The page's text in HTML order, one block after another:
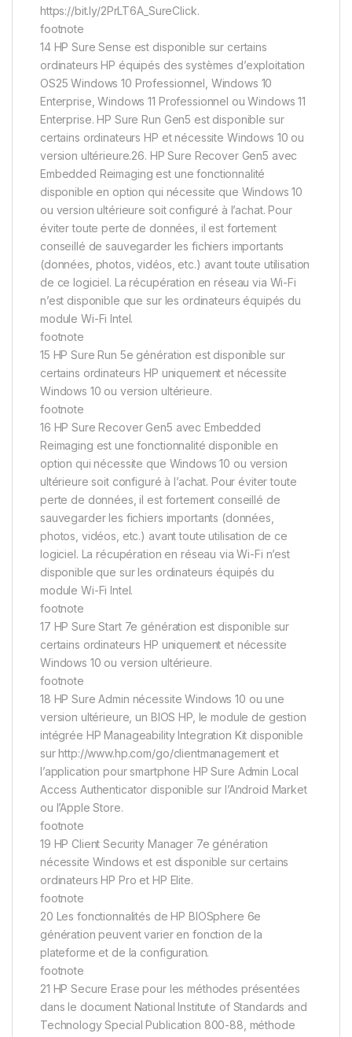
https://bit.ly/2PrLT6A_SureClick.
footnote
14 HP Sure Sense est disponible sur certains
ordinateurs HP équipés des systèmes d’exploitation
OS25 Windows 10 Professionnel, Windows 10
Enterprise, Windows 11 Professionnel ou Windows 11
Enterprise. HP Sure Run Gen5 est disponible sur
certains ordinateurs HP et nécessite Windows 10 ou
version ultérieure.26. HP Sure Recover Gen5 avec
Embedded Reimaging est une fonctionnalité
disponible en option qui nécessite que Windows 10
ou version ultérieure soit configuré à l’achat. Pour
éviter toute perte de données, il est fortement
conseillé de sauvegarder les fichiers importants
(données, photos, vidéos, etc.) avant toute utilisation
de ce logiciel. La récupération en réseau via Wi-Fi
n’est disponible que sur les ordinateurs équipés du
module Wi-Fi Intel.
footnote
15 HP Sure Run 5e génération est disponible sur
certains ordinateurs HP uniquement et nécessite
Windows 10 ou version ultérieure.
footnote
16 HP Sure Recover Gen5 avec Embedded
Reimaging est une fonctionnalité disponible en
option qui nécessite que Windows 10 ou version
ultérieure soit configuré à l’achat. Pour éviter toute
perte de données, il est fortement conseillé de
sauvegarder les fichiers importants (données,
photos, vidéos, etc.) avant toute utilisation de ce
logiciel. La récupération en réseau via Wi-Fi n’est
disponible que sur les ordinateurs équipés du
module Wi-Fi Intel.
footnote
17 HP Sure Start 7e génération est disponible sur
certains ordinateurs HP uniquement et nécessite
Windows 10 ou version ultérieure.
footnote
18 HP Sure Admin nécessite Windows 10 ou une
version ultérieure, un BIOS HP, le module de gestion
intégrée HP Manageability Integration Kit disponible
sur http://www.hp.com/go/clientmanagement et
l’application pour smartphone HP Sure Admin Local
Access Authenticator disponible sur l’Android Market
ou l’Apple Store.
footnote
19 HP Client Security Manager 7e génération
nécessite Windows et est disponible sur certains
ordinateurs HP Pro et HP Elite.
footnote
20 Les fonctionnalités de HP BIOSphere 6e
génération peuvent varier en fonction de la
plateforme et de la configuration.
footnote
21 HP Secure Erase pour les méthodes présentées
dans le document National Institute of Standards and
Technology Special Publication 800-88, méthode